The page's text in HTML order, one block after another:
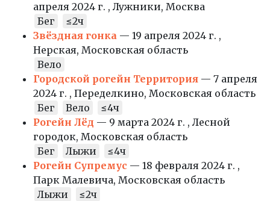
апреля 2024 г. , Лужники, Москва
Бег
≤2ч
Звёздная гонка — 19 апреля 2024 г. ,
Нерская, Московская область
Вело
Городской рогейн Территория — 7 апреля
2024 г. , Переделкино, Московская область
Бег
Вело
≤4ч
Рогейн Лёд — 9 марта 2024 г. , Лесной
городок, Московская область
Бег
Лыжи
≤4ч
Рогейн Супремус — 18 февраля 2024 г. ,
Парк Малевича, Московская область
Лыжи
≤2ч